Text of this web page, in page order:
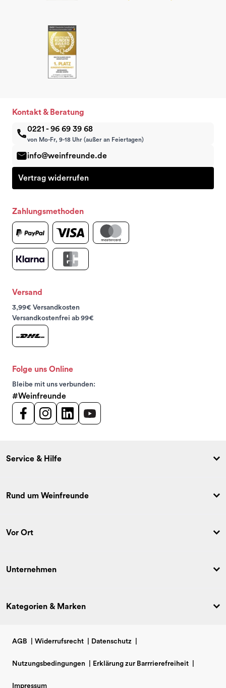
Kontakt & Beratung
0221 - 96 69 39 68
von Mo-Fr, 9-18 Uhr (außer an Feiertagen)
info@weinfreunde.de
Vertrag widerrufen
Zahlungsmethoden
Versand
3,99€ Versandkosten
Versandkostenfrei ab 99€
Folge uns Online
Bleibe mit uns verbunden:
#Weinfreunde
Service & Hilfe
Rund um Weinfreunde
Vor Ort
Unternehmen
Kategorien & Marken
AGB Widerrufsrecht Datenschutz
Nutzungsbedingungen Erklärung zur Barrrierefreiheit
Impressum